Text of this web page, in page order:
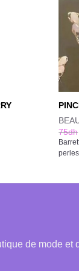
75dh
perles
de mode et